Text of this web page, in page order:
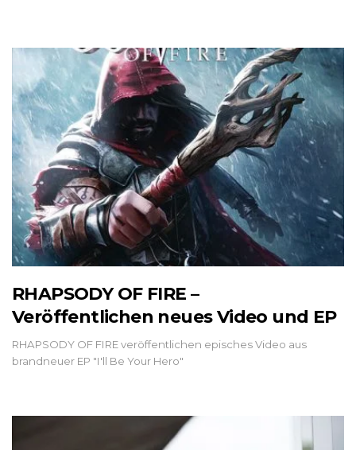
RHAPSODY OF FIRE –
Veröffentlichen neues Video und EP
RHAPSODY OF FIRE veröffentlichen episches Video aus
brandneuer EP "I'll Be Your Hero"